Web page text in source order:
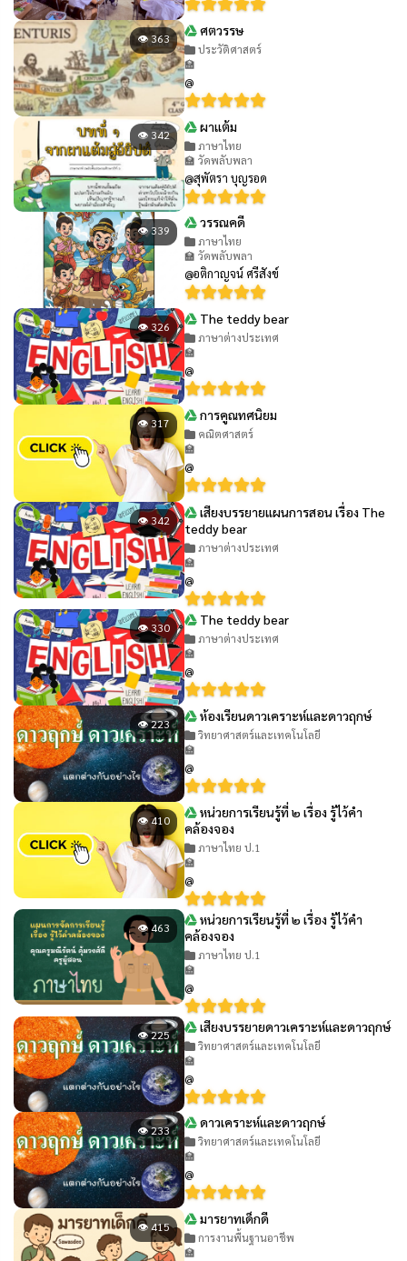
👁 363 ศตวรรษ
ประวัติศาสตร์
🏫
@
👁 342 ผาแต้ม
ภาษาไทย
🏫 วัดพลับพลา
@สุพัตรา บุญรอด
👁 339 วรรณคดี
ภาษาไทย
🏫 วัดพลับพลา
@อติกาญจน์ ศรีสังข์
👁 326 The teddy bear
ภาษาต่างประเทศ
🏫
@
👁 317 การคูณทศนิยม
คณิตศาสตร์
🏫
@
👁 342
เสียงบรรยายแผนการสอน เรื่อง The
teddy bear
ภาษาต่างประเทศ
🏫
@
👁 330 The teddy bear
ภาษาต่างประเทศ
🏫
@
👁 223 ห้องเรียนดาวเคราะห์และดาวฤกษ์
วิทยาศาสตร์และเทคโนโลยี
🏫
@
👁 410
หน่วยการเรียนรู้ที่ ๒ เรื่อง รู้ไว้คำ
คล้องจอง
ภาษาไทย ป.1
🏫
@
👁 463
หน่วยการเรียนรู้ที่ ๒ เรื่อง รู้ไว้คำ
คล้องจอง
ภาษาไทย ป.1
🏫
@
👁 225 เสียงบรรยายดาวเคราะห์และดาวฤกษ์
วิทยาศาสตร์และเทคโนโลยี
🏫
@
👁 233 ดาวเคราะห์และดาวฤกษ์
วิทยาศาสตร์และเทคโนโลยี
🏫
@
👁 415 มารยาทเด็กดี
การงานพื้นฐานอาชีพ
🏫